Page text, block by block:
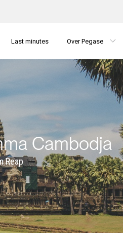
Last minutes Over Pegase
Cambodja
Reap